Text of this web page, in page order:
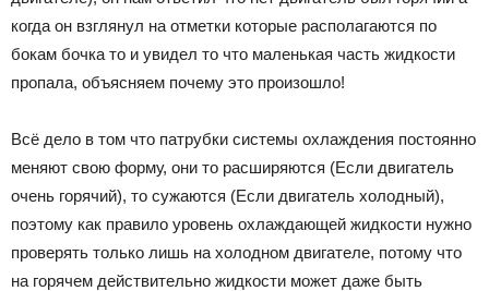
когда он взглянул на отметки которые располагаются по
бокам бочка то и увидел то что маленькая часть жидкости
пропала, объясняем почему это произошло!
Всё дело в том что патрубки системы охлаждения постоянно
меняют свою форму, они то расширяются (Если двигатель
очень горячий), то сужаются (Если двигатель холодный),
поэтому как правило уровень охлаждающей жидкости нужно
проверять только лишь на холодном двигателе, потому что
на горячем действительно жидкости может даже быть